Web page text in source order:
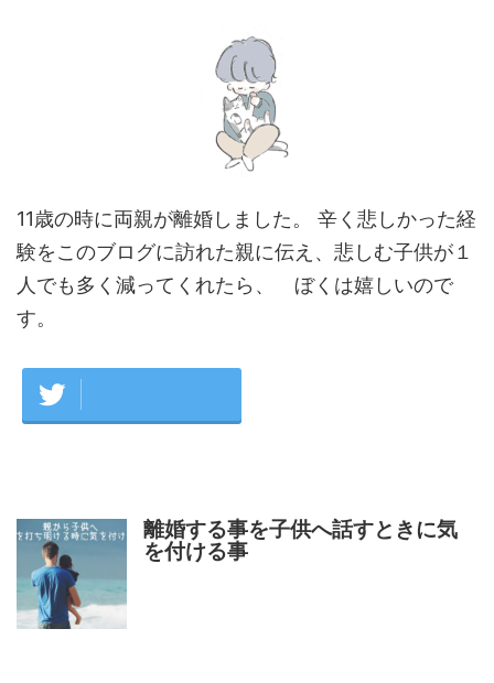
11歳の時に両親が離婚しました。 辛く悲しかった経
験をこのブログに訪れた親に伝え、悲しむ子供が１
人でも多く減ってくれたら、 ぼくは嬉しいので
す。
離婚する事を子供へ話すときに気
を付ける事